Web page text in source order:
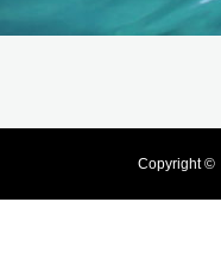
Copyright ©